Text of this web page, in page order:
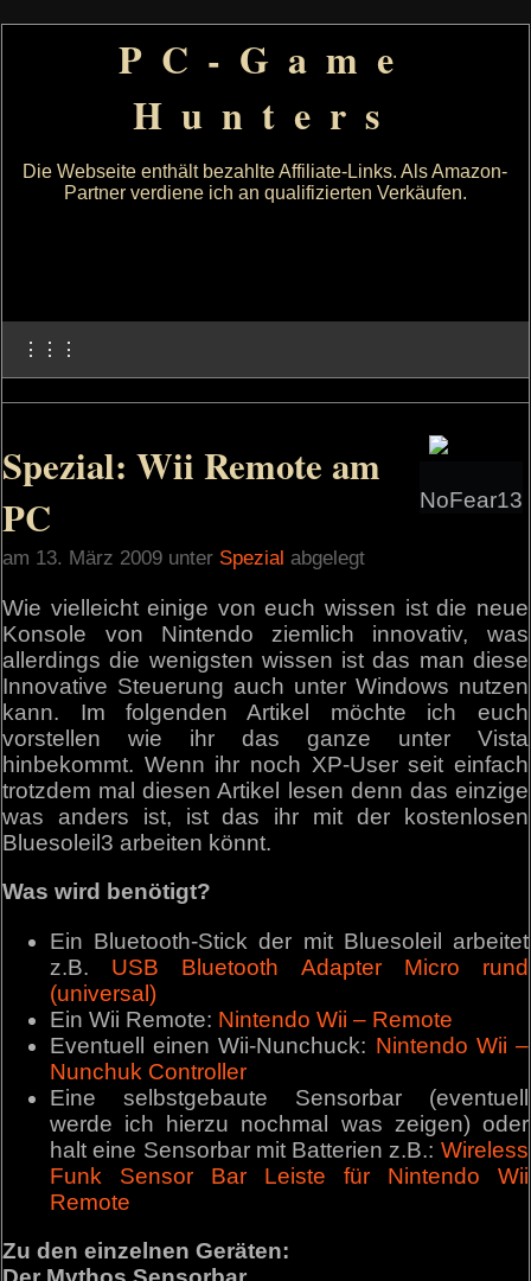
PC-Game
Hunters
Die Webseite enthält bezahlte Affiliate-Links. Als Amazon-
Partner verdiene ich an qualifizierten Verkäufen.
⋮⋮⋮
NoFear13
Spezial: Wii Remote am
PC
am 13. März 2009 unter Spezial abgelegt
Wie vielleicht einige von euch wissen ist die neue
Konsole von Nintendo ziemlich innovativ, was
allerdings die wenigsten wissen ist das man diese
Innovative Steuerung auch unter Windows nutzen
kann. Im folgenden Artikel möchte ich euch
vorstellen wie ihr das ganze unter Vista
hinbekommt. Wenn ihr noch XP-User seit einfach
trotzdem mal diesen Artikel lesen denn das einzige
was anders ist, ist das ihr mit der kostenlosen
Bluesoleil3 arbeiten könnt.
Was wird benötigt?
Ein Bluetooth-Stick der mit Bluesoleil arbeitet
z.B. USB Bluetooth Adapter Micro rund
(universal)
Ein Wii Remote: Nintendo Wii – Remote
Eventuell einen Wii-Nunchuck: Nintendo Wii –
Nunchuk Controller
Eine selbstgebaute Sensorbar (eventuell
werde ich hierzu nochmal was zeigen) oder
halt eine Sensorbar mit Batterien z.B.: Wireless
Funk Sensor Bar Leiste für Nintendo Wii
Remote
Zu den einzelnen Geräten: